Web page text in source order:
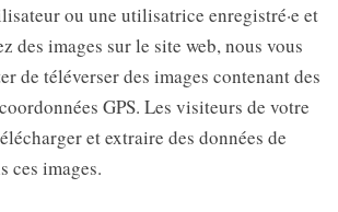
ou une utilisatrice enregistré·e et
des images sur le site web, nous vous
de téléverser des images contenant des
GPS. Les visiteurs de votre
et extraire des données de
ces images.